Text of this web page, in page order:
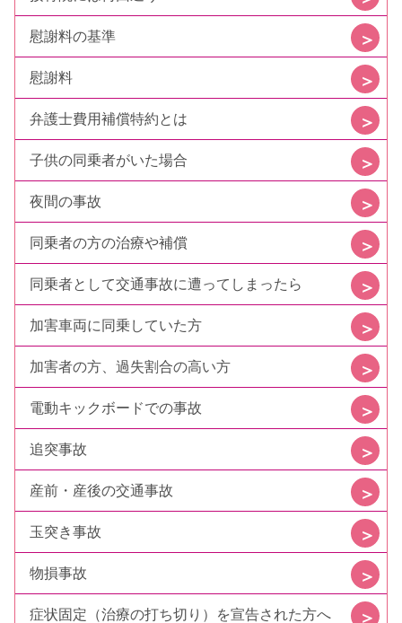
慰謝料の基準
慰謝料
弁護士費用補償特約とは
子供の同乗者がいた場合
夜間の事故
同乗者の方の治療や補償
同乗者として交通事故に遭ってしまったら
加害車両に同乗していた方
加害者の方、過失割合の高い方
電動キックボードでの事故
追突事故
産前・産後の交通事故
玉突き事故
物損事故
症状固定（治療の打ち切り）を宣告された方へ